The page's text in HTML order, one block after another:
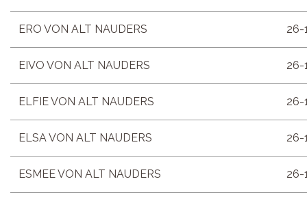
ERO VON ALT NAUDERS 26-
EIVO VON ALT NAUDERS 26-
ELFIE VON ALT NAUDERS 26-
ELSA VON ALT NAUDERS 26-
ESMEE VON ALT NAUDERS 26-